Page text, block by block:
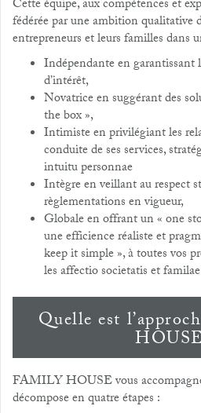
Cette équipe, aux compétences et
fédérée par une ambition qualitative
entrepreneurs et leurs familles dans
Indépendante en garantissant
d’intérêt,
Novatrice en suggérant des
the box »,
Intimiste en privilégiant les
conduite de ses services,
intuitu personnae
Intègre en veillant au respect
règlementations en vigueur,
Globale en offrant un « one
une efficience réaliste et
keep it simple », à toutes vos
les affectio societatis et
Quelle est
FAMILY HOUSE vous
décompose en quatre étapes :